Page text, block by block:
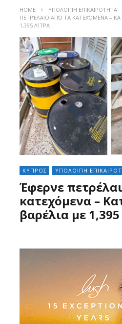
HOME ΥΠΟΛΟΙΠΗ ΕΠΙΚΑΙΡΟΤΗΤΑ
ΠΕΤΡΈΛΑΙΟ ΑΠΌ ΤΑ ΚΑΤΕΧΌΜΕΝΑ –
1,395 ΛΊΤΡΑ
ΚΥΠΡΟΣ ΥΠΟΛΟΙΠΗ
Έφερνε
κατεχόμενα –
βαρέλια με